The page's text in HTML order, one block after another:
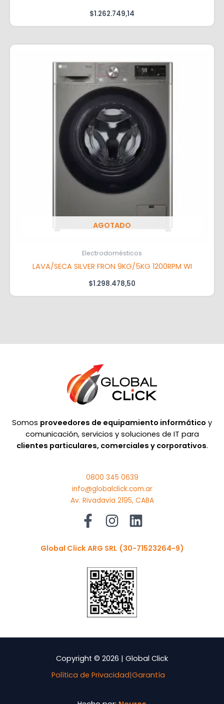
$1.262.749,14
AGOTADO
Electrodomésticos
LAVA/SECA SILVER FRON 9KG/5KG 1200RPM WI
$1.298.478,50
Somos proveedores de equipamiento informático y
comunicación, servicios y soluciones de IT para
clientes particulares, comerciales y corporativos.
0800 345 0639
info@globalclick.com.ar
Av. Rivadavia 2195, CABA
Global Click ARG SRL (30-71523264-9)
Copyright © 2026 | Global Click
Política de Privacidad|Garantía